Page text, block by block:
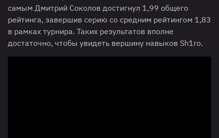
самым Дмитрий Соколов достигнул 1,99 общего
рейтинга, завершив серию со средним рейтингом 1,83
в рамках турнира. Таких результатов вполне
достаточно, чтобы увидеть вершину навыков Sh1ro.